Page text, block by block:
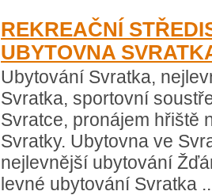
REKREAČNÍ
UBYTOVNA
Ubytování Svratka,
Svratka, sportovní
Svratce, pronájem hřiště
Svratky. Ubytovna ve
nejlevnější ubytování
levné ubytování Svratka